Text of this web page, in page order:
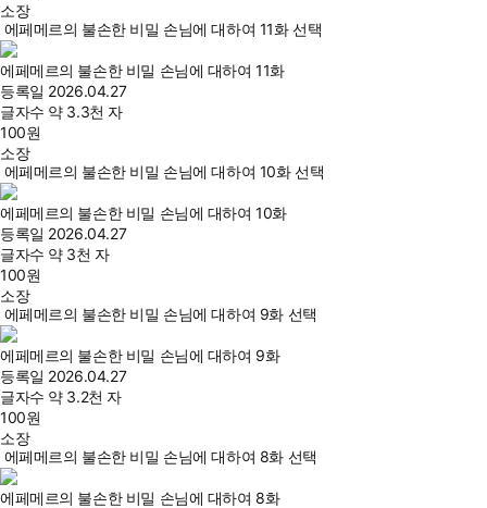
소장
에페메르의 불손한 비밀 손님에 대하여 11화 선택
에페메르의 불손한 비밀 손님에 대하여 11화
등록일 2026.04.27
글자수 약 3.3천 자
100원
소장
에페메르의 불손한 비밀 손님에 대하여 10화 선택
에페메르의 불손한 비밀 손님에 대하여 10화
등록일 2026.04.27
글자수 약 3천 자
100원
소장
에페메르의 불손한 비밀 손님에 대하여 9화 선택
에페메르의 불손한 비밀 손님에 대하여 9화
등록일 2026.04.27
글자수 약 3.2천 자
100원
소장
에페메르의 불손한 비밀 손님에 대하여 8화 선택
에페메르의 불손한 비밀 손님에 대하여 8화